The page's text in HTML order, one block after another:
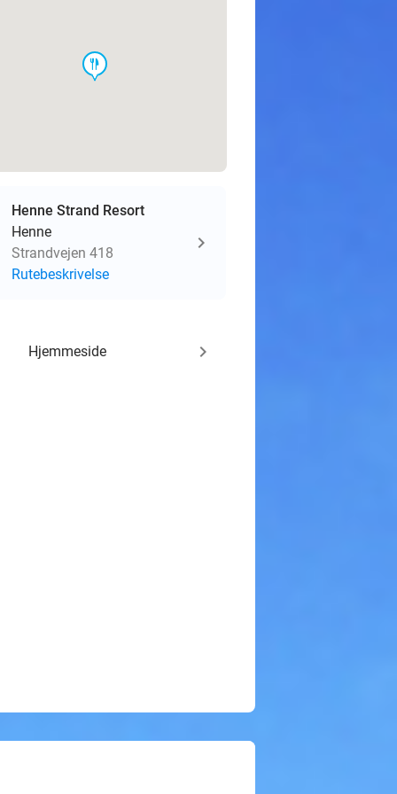
food
Henne Strand Resort
Henne
Strandvejen 418
Rutebeskrivelse
Hjemmeside keyboard_arrow_right